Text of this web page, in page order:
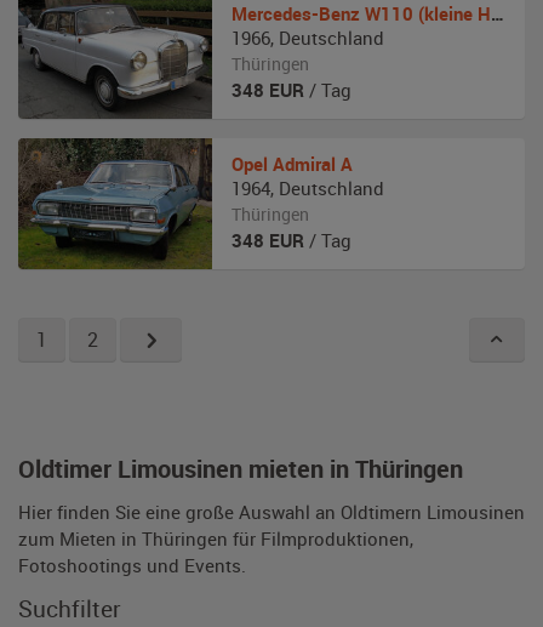
Oldtimer Limousinen mieten in Thüringen
Hier finden Sie eine große Auswahl an Oldtimern Limousinen
zum Mieten in Thüringen für Filmproduktionen,
Fotoshootings und Events.
Mercedes-Benz W110 (kleine Heckflosse)
1966, Deutschland
Thüringen
348 EUR / Tag
Opel Admiral A
1964, Deutschland
Thüringen
348 EUR / Tag
1 2
Suchfilter